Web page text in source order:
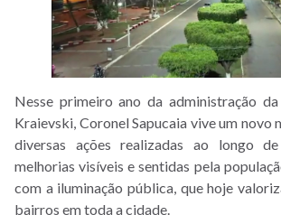
Nesse primeiro ano da administração
Kraievski, Coronel Sapucaia vive um novo
diversas ações realizadas ao longo
melhorias visíveis e sentidas pela
com a iluminação pública, que hoje
bairros em toda a cidade.